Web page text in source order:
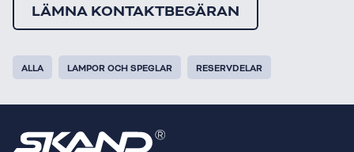
LÄMNA KONTAKTBEGÄRAN
ALLA LAMPOR OCH SPEGLAR RESERVDELAR